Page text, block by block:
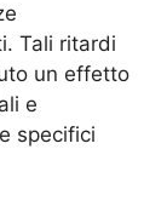
Tali ritardi
un effetto
e
specifici